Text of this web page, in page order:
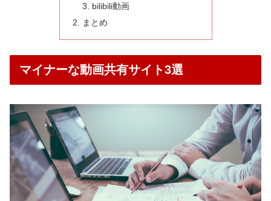
bilibili動画
まとめ
マイナーな動画共有サイト3選